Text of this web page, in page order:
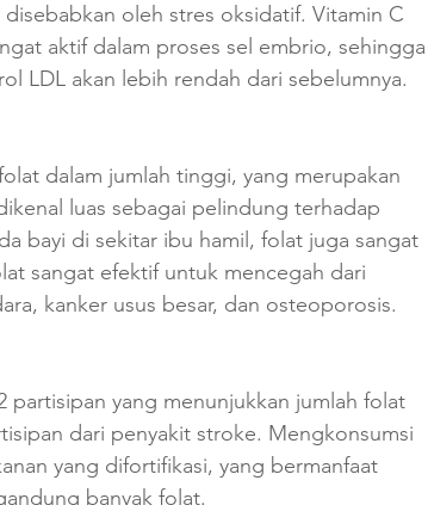
oleh stres oksidatif. Vitamin C
aktif dalam proses sel embrio, sehingga
LDL akan lebih rendah dari sebelumnya.
dalam jumlah tinggi, yang merupakan
luas sebagai pelindung terhadap
bayi di sekitar ibu hamil, folat juga sangat
sangat efektif untuk mencegah dari
kanker usus besar, dan osteoporosis.
partisipan yang menunjukkan jumlah folat
dari penyakit stroke. Mengkonsumsi
yang difortifikasi, yang bermanfaat
banyak folat.